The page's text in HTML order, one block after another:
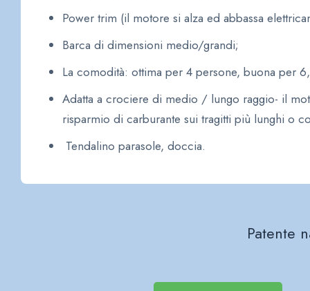
Power trim (il motore si alza ed abbassa
Barca di dimensioni medio/grandi;
La comodità: ottima per 4 persone, buona per
Adatta a crociere di medio / lungo raggio- il
risparmio di carburante sui tragitti più lunghi o
Tendalino parasole, doccia.
Patente